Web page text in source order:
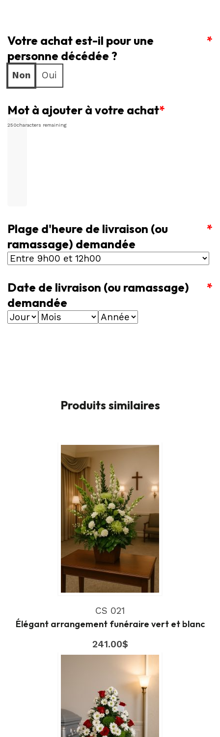
*
Votre achat est-il pour une
personne décédée ?
Non Oui
*
Mot à ajouter à votre achat
250characters remaining
*
Plage d'heure de livraison (ou
ramassage) demandée
*
Date de livraison (ou ramassage)
demandée
Produits similaires
CS 021
Élégant arrangement funéraire vert et blanc
241.00$